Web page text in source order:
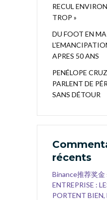
RECUL
TROP »
DU FOOT EN
APRES 50 ANS
PENÉLOPE
PARLENT DE
SANS DÉTOUR
récents
Binance推荐奖金
ENTREPRISE :
PORTENT BIEN,